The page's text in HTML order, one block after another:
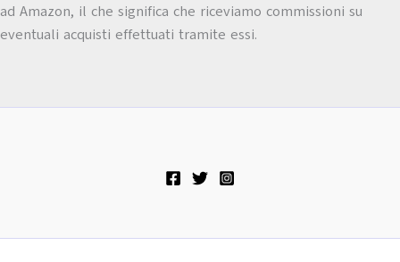
ad Amazon, il che significa che riceviamo commissioni su
eventuali acquisti effettuati tramite essi.